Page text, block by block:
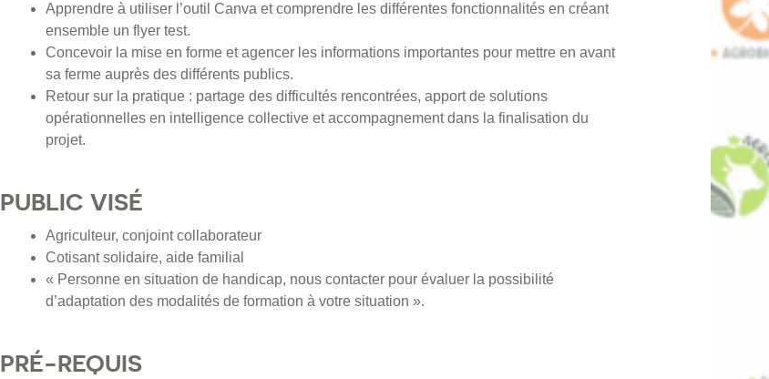
Apprendre à utiliser l’outil Canva et comprendre les différentes fonctionnalités en créant
ensemble un flyer test.
Concevoir la mise en forme et agencer les informations importantes pour mettre en avant
sa ferme auprès des différents publics.
Retour sur la pratique : partage des difficultés rencontrées, apport de solutions
opérationnelles en intelligence collective et accompagnement dans la finalisation du
projet.
PUBLIC VISÉ
Agriculteur, conjoint collaborateur
Cotisant solidaire, aide familial
« Personne en situation de handicap, nous contacter pour évaluer la possibilité
d’adaptation des modalités de formation à votre situation ».
PRÉ-REQUIS